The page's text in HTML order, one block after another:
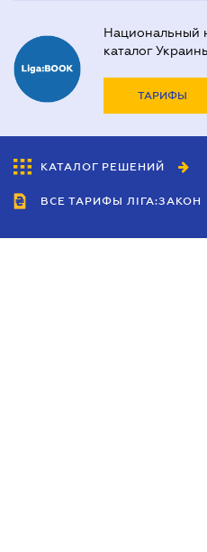
Национальный
каталог
ТАРИФЫ
КАТАЛОГ РЕШЕНИЙ
ВСЕ ТАРИФЫ ЛІГА:ЗАКОН